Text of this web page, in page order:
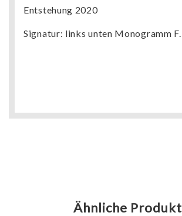
Entstehung 2020
Signatur: links unten Monogramm F.
Ähnliche